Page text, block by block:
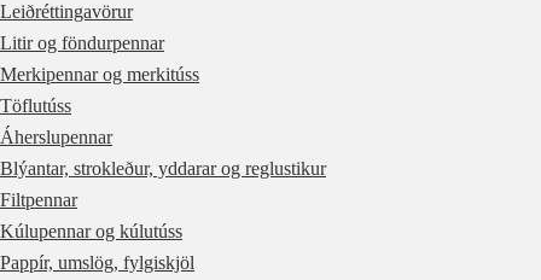
Leiðréttingavörur
Litir og föndurpennar
Merkipennar og merkitúss
Töflutúss
Áherslupennar
Blýantar, strokleður, yddarar og reglustikur
Filtpennar
Kúlupennar og kúlutúss
Pappír, umslög, fylgiskjöl